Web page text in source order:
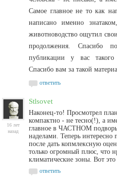
Самое главное не то как
написано именно
животноводство ощутил
продолжения. Спасибо
публикации у вас такого
Спасибо вам за такой
ответить
16 лет
назад
Stlsovet
Наконец-то! Просмотрел
компактно - не тесно(!), а
главное в ЧАСТНОМ
наделами. Теперь
после дать копмлексную
только огромный плюс, что
климатические зоны. Вот
ответить